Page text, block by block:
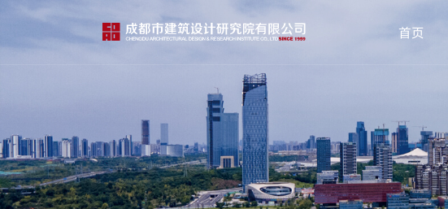
首页